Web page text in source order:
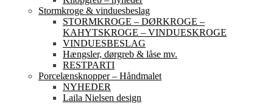
Stormkroge & vinduesbeslag
STORMKROGE – DØRKROGE –
KAHYTSKROGE – VINDUESKROGE
VINDUESBESLAG
Hængsler, dørgreb & låse mv.
RESTPARTI
Porcelænsknopper – Håndmalet
NYHEDER
Laila Nielsen design